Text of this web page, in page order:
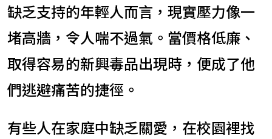
缺乏支持的年輕人而言，現實壓力像一
堵高牆，令人喘不過氣。當價格低廉、
取得容易的新興毒品出現時，便成了他
們逃避痛苦的捷徑。
有些人在家庭中缺乏關愛，在校園裡找